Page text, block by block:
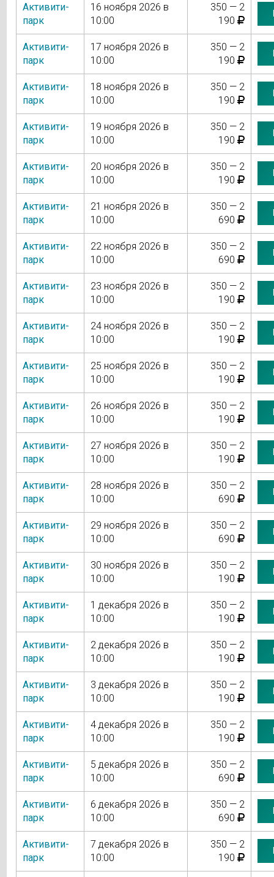
Активити-
парк
16 ноября 2026 в
10:00
350 — 2
190
Активити-
парк
17 ноября 2026 в
10:00
350 — 2
190
Активити-
парк
18 ноября 2026 в
10:00
350 — 2
190
Активити-
парк
19 ноября 2026 в
10:00
350 — 2
190
Активити-
парк
20 ноября 2026 в
10:00
350 — 2
190
Активити-
парк
21 ноября 2026 в
10:00
350 — 2
690
Активити-
парк
22 ноября 2026 в
10:00
350 — 2
690
Активити-
парк
23 ноября 2026 в
10:00
350 — 2
190
Активити-
парк
24 ноября 2026 в
10:00
350 — 2
190
Активити-
парк
25 ноября 2026 в
10:00
350 — 2
190
Активити-
парк
26 ноября 2026 в
10:00
350 — 2
190
Активити-
парк
27 ноября 2026 в
10:00
350 — 2
190
Активити-
парк
28 ноября 2026 в
10:00
350 — 2
690
Активити-
парк
29 ноября 2026 в
10:00
350 — 2
690
Активити-
парк
30 ноября 2026 в
10:00
350 — 2
190
Активити-
парк
1 декабря 2026 в
10:00
350 — 2
190
Активити-
парк
2 декабря 2026 в
10:00
350 — 2
190
Активити-
парк
3 декабря 2026 в
10:00
350 — 2
190
Активити-
парк
4 декабря 2026 в
10:00
350 — 2
190
Активити-
парк
5 декабря 2026 в
10:00
350 — 2
690
Активити-
парк
6 декабря 2026 в
10:00
350 — 2
690
Активити-
парк
7 декабря 2026 в
10:00
350 — 2
190